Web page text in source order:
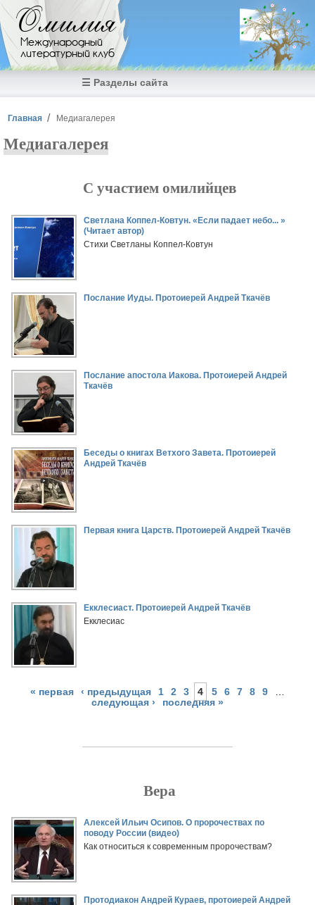
Перейти к основному содержанию
Омилия
Международный
литературный клуб
☰ Разделы сайта
Вы здесь
Главная Медиагалерея
Медиагалерея
С участием омилийцев
Светлана Коппел-Ковтун. «Если падает небо... »
(Читает автор)
Стихи Светланы Коппел-Ковтун
Послание Иуды. Протоиерей Андрей Ткачёв
Послание апостола Иакова. Протоиерей Андрей
Ткачёв
Беседы о книгах Ветхого Завета. Протоиерей
Андрей Ткачёв
Первая книга Царств. Протоиерей Андрей Ткачёв
Екклесиаст. Протоиерей Андрей Ткачёв
Екклесиас
Страницы
« первая ‹ предыдущая 1 2 3 4 5 6 7 8 9
следующая ›
последняя »
Вера
Алексей Ильич Осипов. О пророчествах по
поводу России (видео)
Как относиться к современным пророчествам?
Протодиакон Андрей Кураев, протоиерей Андрей
Страницы